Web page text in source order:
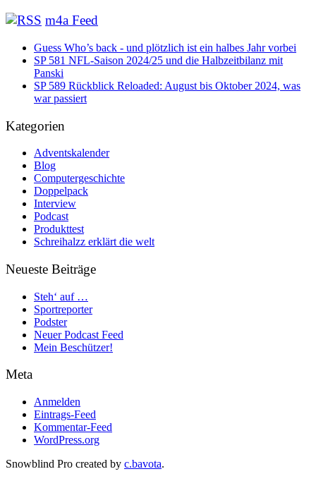
m4a Feed
Guess Who’s back - und plötzlich ist ein halbes Jahr vorbei
SP 581 NFL-Saison 2024/25 und die Halbzeitbilanz mit
Panski
SP 589 Rückblick Reloaded: August bis Oktober 2024, was
war passiert
Kategorien
Adventskalender
Blog
Computergeschichte
Doppelpack
Interview
Podcast
Produkttest
Schreihalzz erklärt die welt
Neueste Beiträge
Steh‘ auf …
Sportreporter
Podster
Neuer Podcast Feed
Mein Beschützer!
Meta
Anmelden
Eintrags-Feed
Kommentar-Feed
WordPress.org
Snowblind Pro created by c.bavota.